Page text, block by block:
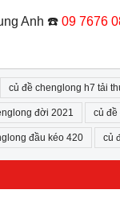
☎️ 09 7676
củ đề chenglong h7 tải
đời 2021 củ đề
đầu kéo 420 củ